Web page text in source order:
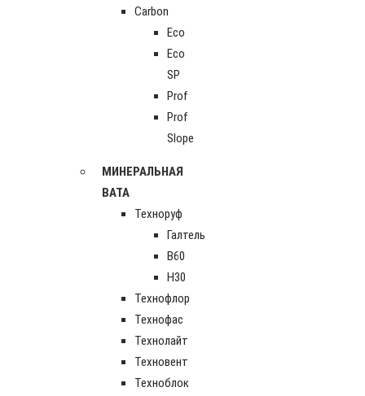
Carbon
Eco
Eco
SP
Prof
Prof
Slope
МИНЕРАЛЬНАЯ
ВАТА
Техноруф
Галтель
В60
Н30
Технофлор
Технофас
Технолайт
Техновент
Техноблок